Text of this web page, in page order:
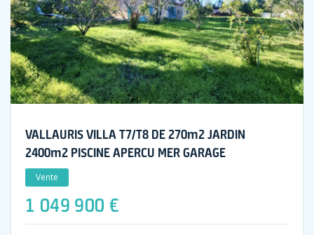
VALLAURIS VILLA T7/T8 DE 270m2 JARDIN
2400m2 PISCINE APERCU MER GARAGE
Vente
1 049 900 €